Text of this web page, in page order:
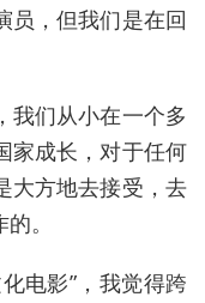
员，但我们是在回
我们从小在一个多
家成长，对于任何
大方地去接受，去
。
电影”，我觉得跨